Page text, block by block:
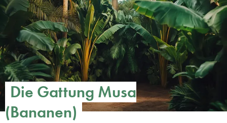
Die Gattung Musa
(Bananen)